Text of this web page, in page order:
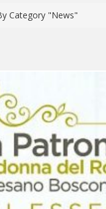
Category "News"